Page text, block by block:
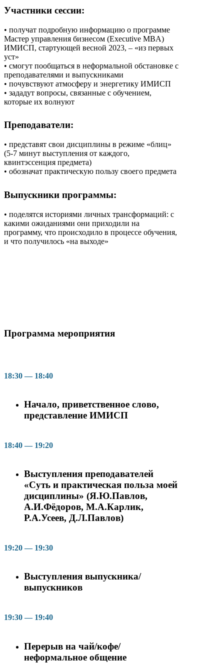
Участники сессии:
• получат подробную информацию о программе
Мастер управления бизнесом (Executive MBA)
ИМИСП, стартующей весной 2023, – «из первых
уст»
• смогут пообщаться в неформальной обстановке с
преподавателями и выпускниками
• почувствуют атмосферу и энергетику ИМИСП
• зададут вопросы, связанные с обучением,
которые их волнуют
Преподаватели:
• представят свои дисциплины в режиме «блиц»
(5-7 минут выступления от каждого,
квинтэссенция предмета)
• обозначат практическую пользу своего предмета
Выпускники программы:
• поделятся историями личных трансформаций: с
какими ожиданиями они приходили на
программу, что происходило в процессе обучения,
и что получилось «на выходе»
Программа мероприятия
18:30 — 18:40
Начало, приветственное слово,
представление ИМИСП
18:40 — 19:20
Выступления преподавателей
«Cуть и практическая польза моей
дисциплины» (Я.Ю.Павлов,
А.И.Фёдоров, М.А.Карлик,
Р.А.Усеев, Д.Л.Павлов)
19:20 — 19:30
Выступления выпускника/
выпускников
19:30 — 19:40
Перерыв на чай/кофе/
неформальное общение